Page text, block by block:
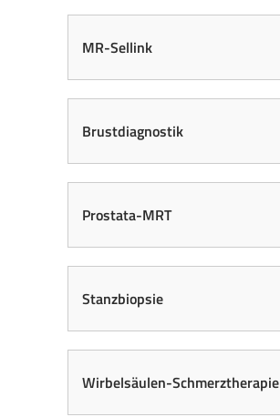
MR-Sellink
Brustdiagnostik
Prostata-MRT
Stanzbiopsie
Wirbelsäulen-Schmerztherapie